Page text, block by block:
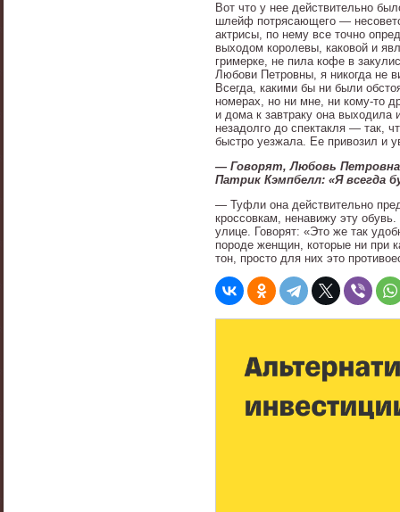
Вот что у нее действительно
шлейф потрясающего —
актрисы, по нему все точно
выходом королевы, каковой и
гримерке, не пила кофе в
Любови Петровны, я никогда не
Всегда, какими бы ни были
номерах, но ни мне, ни кому-то
и дома к завтраку она
незадолго до спектакля — так,
быстро уезжала. Ее привозил и
— Говорят, Любовь
Патрик Кэмпбелл: «Я всегда
— Туфли она действительно
кроссовкам, ненавижу эту
улице. Говорят: «Это же так
породе женщин, которые ни при
тон, просто для них это